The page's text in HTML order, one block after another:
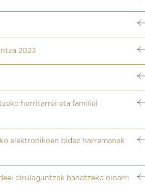
2023
herritarrei eta familiei
elektronikoen bidez harremanak
dirulaguntzak banatzeko oinarri